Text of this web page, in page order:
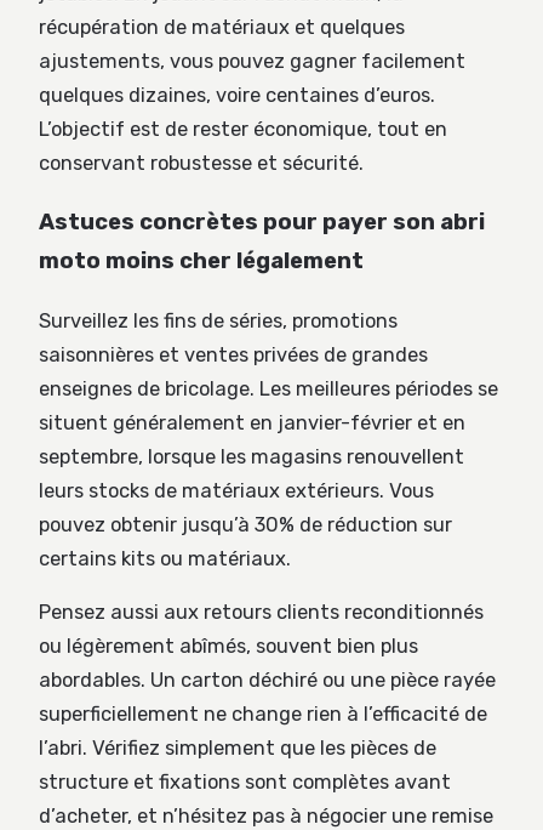
récupération de matériaux et quelques
ajustements, vous pouvez gagner facilement
quelques dizaines, voire centaines d’euros.
L’objectif est de rester économique, tout en
conservant robustesse et sécurité.
Astuces concrètes pour payer son abri
moto moins cher légalement
Surveillez les fins de séries, promotions
saisonnières et ventes privées de grandes
enseignes de bricolage. Les meilleures périodes se
situent généralement en janvier-février et en
septembre, lorsque les magasins renouvellent
leurs stocks de matériaux extérieurs. Vous
pouvez obtenir jusqu’à 30% de réduction sur
certains kits ou matériaux.
Pensez aussi aux retours clients reconditionnés
ou légèrement abîmés, souvent bien plus
abordables. Un carton déchiré ou une pièce rayée
superficiellement ne change rien à l’efficacité de
l’abri. Vérifiez simplement que les pièces de
structure et fixations sont complètes avant
d’acheter, et n’hésitez pas à négocier une remise